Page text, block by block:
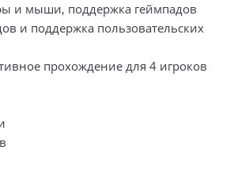
и мыши, поддержка геймпадов
и поддержка пользовательских
прохождение для 4 игроков